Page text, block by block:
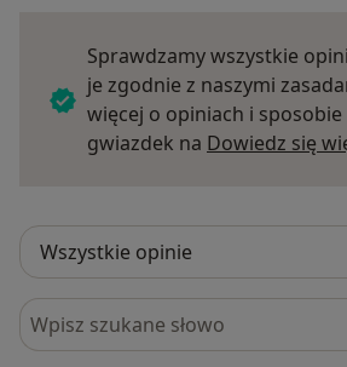
Sprawdzamy wszystkie
je zgodnie z naszymi
więcej o opiniach i
gwiazdek na Dowiedz się
Szukaj w opiniach